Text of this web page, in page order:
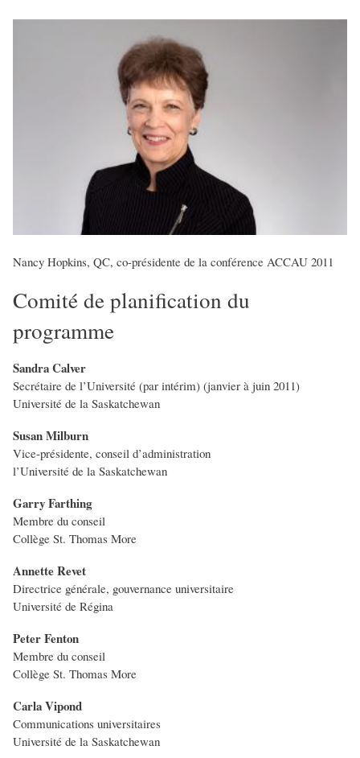
Nancy Hopkins, QC, co-présidente de la conférence ACCAU 2011
Comité de planification du
programme
Sandra Calver
Secrétaire de l’Université (par intérim) (janvier à juin 2011)
Université de la Saskatchewan
Susan Milburn
Vice-présidente, conseil d’administration
l’Université de la Saskatchewan
Garry Farthing
Membre du conseil
Collège St. Thomas More
Annette Revet
Directrice générale, gouvernance universitaire
Université de Régina
Peter Fenton
Membre du conseil
Collège St. Thomas More
Carla Vipond
Communications universitaires
Université de la Saskatchewan